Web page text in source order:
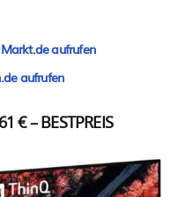
aufrufen
aufrufen
€ – BESTPREIS